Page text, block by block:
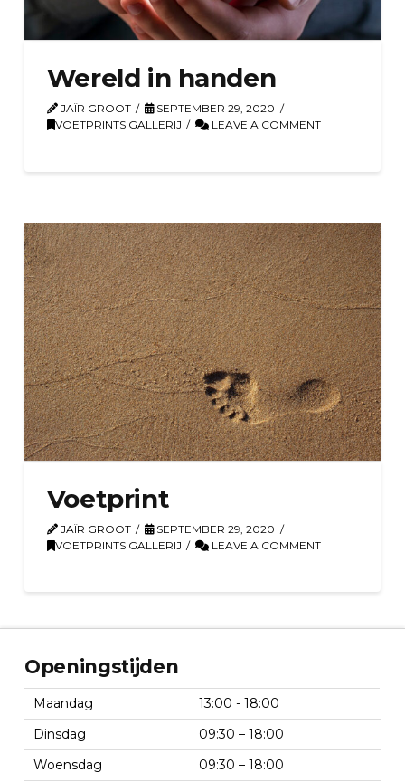
Wereld in handen
JAÏR GROOT
SEPTEMBER 29, 2020
VOETPRINTS GALLERIJ
LEAVE A COMMENT
Voetprint
JAÏR GROOT
SEPTEMBER 29, 2020
VOETPRINTS GALLERIJ
LEAVE A COMMENT
Openingstijden
Maandag
13:00 - 18:00
Dinsdag
09:30 – 18:00
Woensdag
09:30 – 18:00